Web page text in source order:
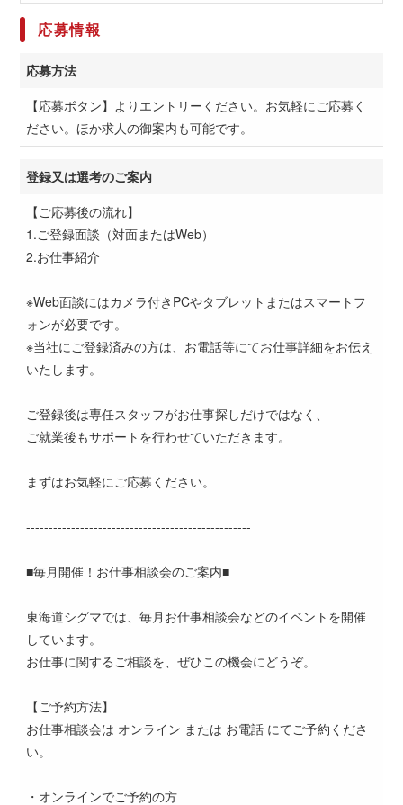
応募情報
応募方法
【応募ボタン】よりエントリーください。お気軽にご応募く
ださい。ほか求人の御案内も可能です。
登録又は選考のご案内
【ご応募後の流れ】
1.ご登録面談（対面またはWeb）
2.お仕事紹介
※Web面談にはカメラ付きPCやタブレットまたはスマートフ
ォンが必要です。
※当社にご登録済みの方は、お電話等にてお仕事詳細をお伝え
いたします。
ご登録後は専任スタッフがお仕事探しだけではなく、
ご就業後もサポートを行わせていただきます。
まずはお気軽にご応募ください。
--------------------------------------------------
■毎月開催！お仕事相談会のご案内■
東海道シグマでは、毎月お仕事相談会などのイベントを開催
しています。
お仕事に関するご相談を、ぜひこの機会にどうぞ。
【ご予約方法】
お仕事相談会は オンライン または お電話 にてご予約くださ
い。
・オンラインでご予約の方